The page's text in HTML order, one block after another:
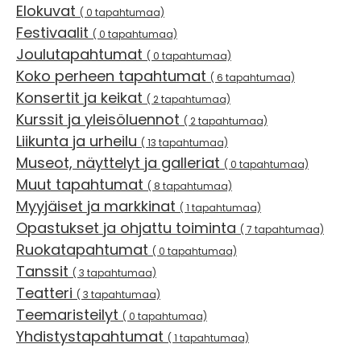
Elokuvat ( 0 tapahtumaa)
Festivaalit ( 0 tapahtumaa)
Joulutapahtumat ( 0 tapahtumaa)
Koko perheen tapahtumat ( 6 tapahtumaa)
Konsertit ja keikat ( 2 tapahtumaa)
Kurssit ja yleisöluennot ( 2 tapahtumaa)
Liikunta ja urheilu ( 13 tapahtumaa)
Museot, näyttelyt ja galleriat ( 0 tapahtumaa)
Muut tapahtumat ( 8 tapahtumaa)
Myyjäiset ja markkinat ( 1 tapahtumaa)
Opastukset ja ohjattu toiminta ( 7 tapahtumaa)
Ruokatapahtumat ( 0 tapahtumaa)
Tanssit ( 3 tapahtumaa)
Teatteri ( 3 tapahtumaa)
Teemaristeilyt ( 0 tapahtumaa)
Yhdistystapahtumat ( 1 tapahtumaa)